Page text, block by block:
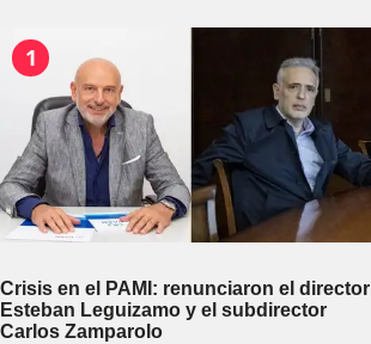
1
Crisis en el PAMI: renunciaron el director
Esteban Leguizamo y el subdirector
Carlos Zamparolo